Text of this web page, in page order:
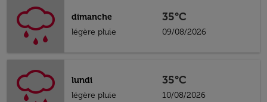
dimanche
légère pluie
35°C
09/08/2026
lundi
légère pluie
35°C
10/08/2026